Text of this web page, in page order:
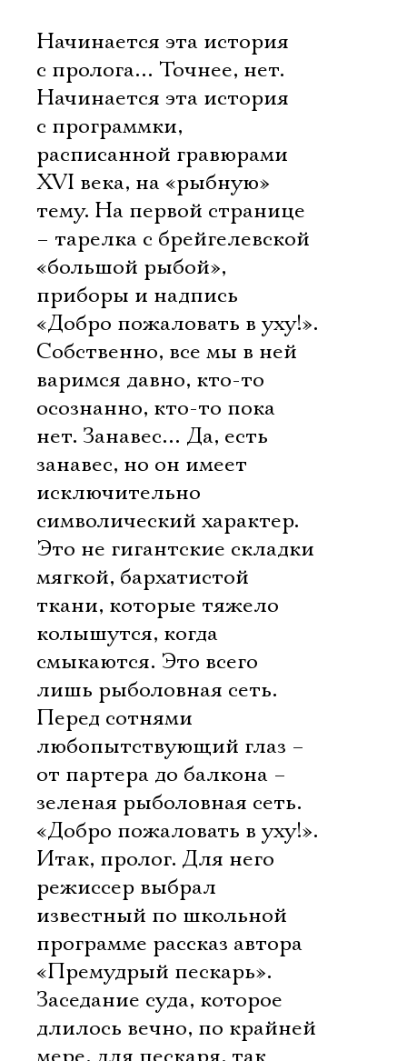
Начинается эта история
с пролога… Точнее, нет.
Начинается эта история
с программки,
расписанной гравюрами
XVI века, на «рыбную»
тему. На первой странице
– тарелка с брейгелевской
«большой рыбой»,
приборы и надпись
«Добро пожаловать в уху!».
Собственно, все мы в ней
варимся давно, кто-то
осознанно, кто-то пока
нет. Занавес… Да, есть
занавес, но он имеет
исключительно
символический характер.
Это не гигантские складки
мягкой, бархатистой
ткани, которые тяжело
колышутся, когда
смыкаются. Это всего
лишь рыболовная сеть.
Перед сотнями
любопытствующий глаз –
от партера до балкона –
зеленая рыболовная сеть.
«Добро пожаловать в уху!».
Итак, пролог. Для него
режиссер выбрал
известный по школьной
программе рассказ автора
«Премудрый пескарь».
Заседание суда, которое
длилось вечно, по крайней